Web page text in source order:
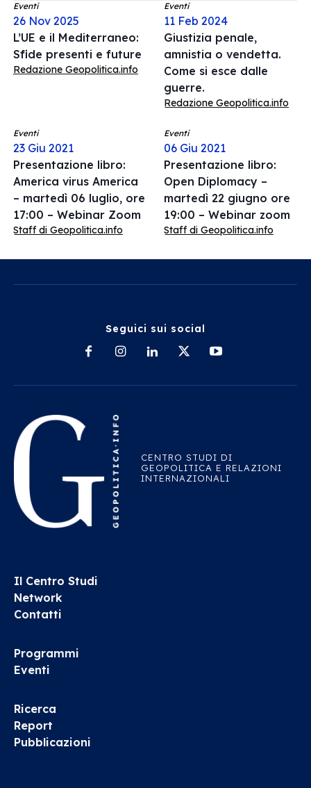
Eventi
26 Nov 2025
L’UE e il Mediterraneo:
Sfide presenti e future
Redazione Geopolitica.info
Eventi
11 Feb 2024
Giustizia penale,
amnistia o vendetta.
Come si esce dalle
guerre.
Redazione Geopolitica.info
Eventi
23 Giu 2021
Presentazione libro:
America virus America
– martedì 06 luglio, ore
17:00 – Webinar Zoom
Staff di Geopolitica.info
Eventi
06 Giu 2021
Presentazione libro:
Open Diplomacy –
martedì 22 giugno ore
19:00 – Webinar zoom
Staff di Geopolitica.info
Seguici sui social
CENTRO STUDI DI
GEOPOLITICA E RELAZIONI
INTERNAZIONALI
Il Centro Studi
Network
Contatti
Programmi
Eventi
Ricerca
Report
Pubblicazioni